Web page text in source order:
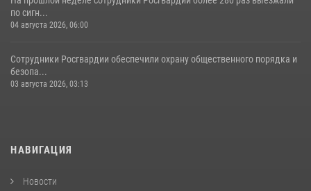
по сигн...
04 августа 2026, 06:00
Сотрудники Росгвардии обеспечили охрану общественного порядка и
безопа...
03 августа 2026, 03:13
НАВИГАЦИЯ
Новости